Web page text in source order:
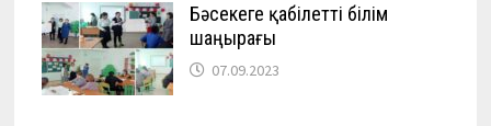
Бәсекеге қабілетті білім
шаңырағы
07.09.2023